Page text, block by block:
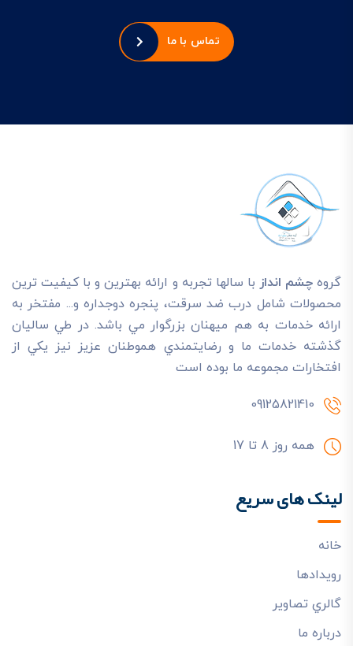
تماس با ما
گروهچشم انداز با سالها تجربه و ارائه بهترين و با کيفيت ترين
محصولات شامل درب ضد سرقت، پنجره دوجداره و... مفتخر به
ارائه خدمات به هم ميهنان بزرگوار مي باشد. در طي ساليان
گذشته خدمات ما و رضايتمندي هموطنان عزيز نيز يکي از
افتخارات مجموعه ما بوده است
09125821410
همه روز 8 تا 17
لینک های سریع
خانه
رويدادها
گالري تصاوير
درباره ما